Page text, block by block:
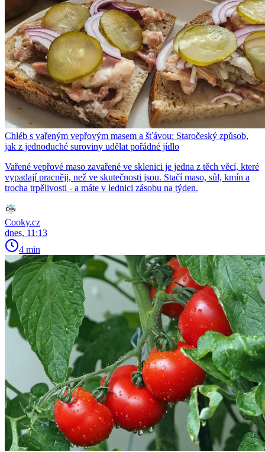
Chléb s vařeným vepřovým masem a šťávou: Staročeský způsob,
jak z jednoduché suroviny udělat pořádné jídlo
Vařené vepřové maso zavařené ve sklenici je jedna z těch věcí, které
vypadají pracněji, než ve skutečnosti jsou. Stačí maso, sůl, kmín a
trocha trpělivosti - a máte v lednici zásobu na týden.
Cooky.cz
dnes, 11:13
4 min